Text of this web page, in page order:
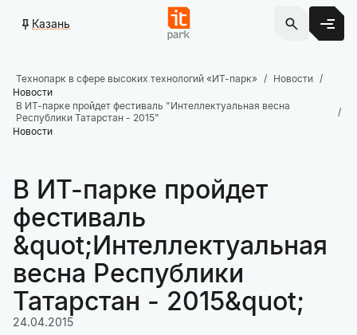
Казань
Технопарк в сфере высоких технологий «ИТ-парк»
Новости
Новости
В ИТ-парке пройдет фестиваль "Интеллектуальная весна
Республики Татарстан - 2015"
Новости
В ИТ-парке пройдет
фестиваль
&quot;Интеллектуальная
весна Республики
Татарстан - 2015&quot;
24.04.2015